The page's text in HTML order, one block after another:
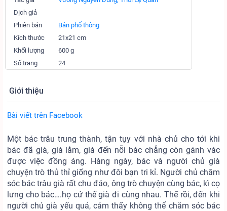
Dịch giả
Phiên bản
Bản phổ thông
Kích thước
21x21 cm
Khối lượng
600 g
Số trang
24
Giới thiệu
Bài viết trên Facebook
Một bác trâu trung thành, tận tụy với nhà chủ cho tới khi
bác đã già, già lắm, già đến nỗi bác chẳng còn gánh vác
được việc đồng áng. Hàng ngày, bác và người chủ già
chuyện trò thủ thỉ giống như đôi bạn tri kỉ. Người chủ chăm
sóc bác trâu già rất chu đáo, ông trò chuyện cùng bác, kì cọ
lưng cho bác….họ cứ thế già đi cùng nhau. Thế rồi, đến khi
người chủ già yếu quá, cảm thấy không thể chăm sóc bác